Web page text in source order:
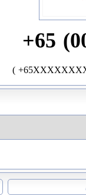
+65